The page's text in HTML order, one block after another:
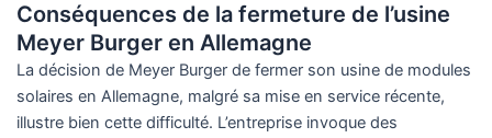
Conséquences de la fermeture de l’usine
Meyer Burger en Allemagne
La décision de Meyer Burger de fermer son usine de modules
solaires en Allemagne, malgré sa mise en service récente,
illustre bien cette difficulté. L’entreprise invoque des